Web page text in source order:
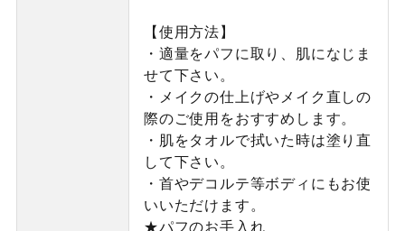
【使用方法】
・適量をパフに取り、肌になじま
せて下さい。
・メイクの仕上げやメイク直しの
際のご使用をおすすめします。
・肌をタオルで拭いた時は塗り直
して下さい。
・首やデコルテ等ボディにもお使
いいただけます。
★パフのお手入れ